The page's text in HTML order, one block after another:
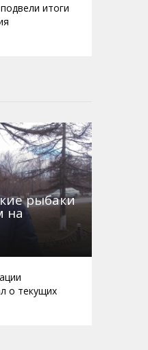
итоги
рыбаки
на
о текущих